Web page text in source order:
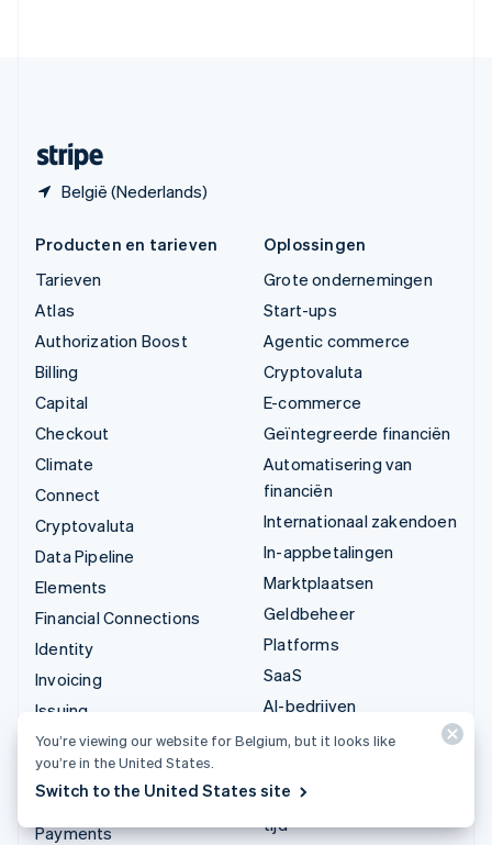
België (Nederlands)
Producten en tarieven
Tarieven
Atlas
Authorization Boost
Billing
Capital
Checkout
Climate
Connect
Cryptovaluta
Data Pipeline
Elements
Financial Connections
Identity
Invoicing
Issuing
Link
Managed Payments
Betaallinks
Payments
Oplossingen
Grote ondernemingen
Start-ups
Agentic commerce
Cryptovaluta
E-commerce
Geïntegreerde financiën
Automatisering van
financiën
Internationaal zakendoen
In-appbetalingen
Marktplaatsen
Geldbeheer
Platforms
SaaS
AI-bedrijven
Creator economy
Horeca, reizen en vrije
tijd
You’re viewing our website for Belgium, but it looks like
you’re in the United States.
Switch to the United States site